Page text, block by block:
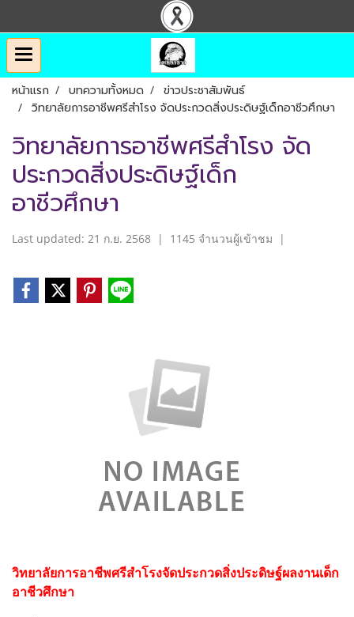
หน้าแรก บทความทั้งหมด
ข่าวประชาสัมพันธ์
วิทยาลัยการอาชีพศรีสำโรง จัดประกวดสิ่งประดิษฐ์เด็กอาชีวศึกษา
วิทยาลัยการอาชีพศรีสำโรง จัด
ประกวดสิ่งประดิษฐ์เด็ก
อาชีวศึกษา
Last updated: 21 ก.ย. 2568 | 1145 จำนวนผู้เข้าชม |
วิทยาลัยการอาชีพศรีสำโรงจัดประกวดสิ่งประดิษฐ์ผลงานเด็ก
อาชีวศึกษา